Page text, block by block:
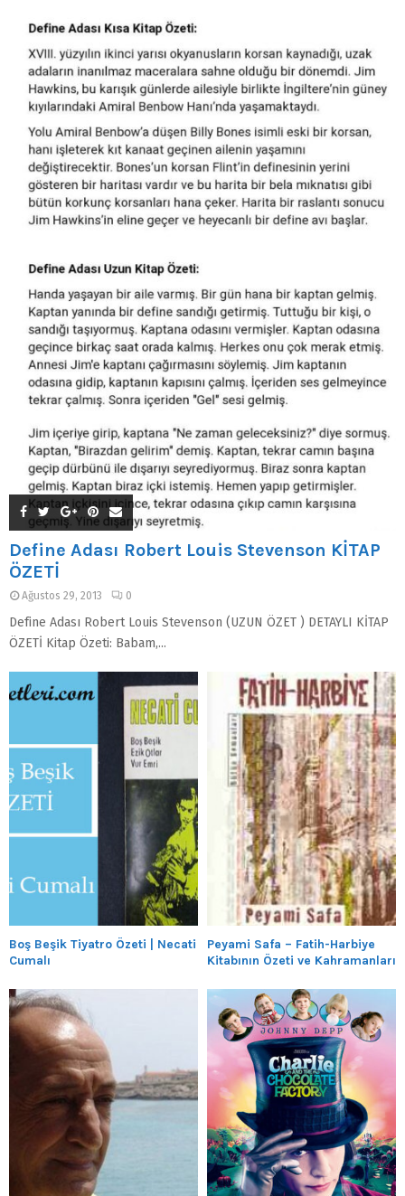
Define Adası Robert Louis Stevenson KİTAP
ÖZETİ
Ağustos 29, 2013 0
Define Adası Robert Louis Stevenson (UZUN ÖZET ) DETAYLI KİTAP
ÖZETİ Kitap Özeti: Babam,...
Boş Beşik Tiyatro Özeti | Necati
Cumalı
Peyami Safa – Fatih-Harbiye
Kitabının Özeti ve Kahramanları